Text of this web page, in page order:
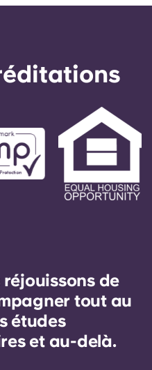
réjouissons de
tout au
études
et au-delà.